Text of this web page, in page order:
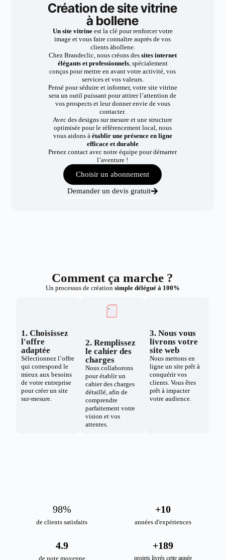
Création de site vitrine
à bollene
Un site vitrineest la clé pour renforcer votre
image et vous faire connaître auprès de vos
clients àbollene.
Chez Brandeclic, nous créons dessites internet
élégants et professionnels, spécialement
conçus pour mettre en avant votre activité, vos
services et vos valeurs.
Pensé pour séduire et informer, votre site vitrine
sera un outil puissant pour attirer l’attention de
vos prospects et leur donner envie de vous
contacter.
Avec des designs sur mesure et une structure
optimisée pour le référencement local, nous
vous aidons à établir une présence en ligne
efficace et durable
Prenez contact avec notre équipe pour démarrer
l’aventure !
Choisir un abonnement
Demander un devis gratuit
Comment ça marche ?
Un processus de création simple délégué à 100%
1. Choisissez
l'offre
adaptée
Sélectionnez l’offre
qui correspond le
mieux aux besoins
de votre entreprise
pour créer un site
sur-mesure.
2. Remplissez
le cahier des
charges
Nous collaborons
pour établir un
cahier des charges
détaillé, afin de
comprendre
parfaitement votre
vision et vos
attentes.
3. Nous vous
livrons votre
site web
Nous mettons en
ligne un site prêt à
conquérir vos
clients. Vous êtes
prêt à impacter
votre audience.
de clients satisfaits
98%
années d'expériences
+10
de note moyenne
4.9
projets livrés cette année
+189